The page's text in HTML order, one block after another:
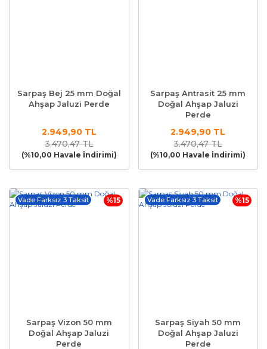
Sarpaş Bej 25 mm Doğal
Ahşap Jaluzi Perde
2.949,90 TL
3.470,47 TL
(%10,00 Havale İndirimi)
Sarpaş Antrasit 25 mm
Doğal Ahşap Jaluzi
Perde
2.949,90 TL
3.470,47 TL
(%10,00 Havale İndirimi)
%15
Vade Farksız 3 Taksit
Sarpaş Vizon 50 mm
Doğal Ahşap Jaluzi
Perde
%15
Vade Farksız 3 Taksit
Sarpaş Siyah 50 mm
Doğal Ahşap Jaluzi
Perde